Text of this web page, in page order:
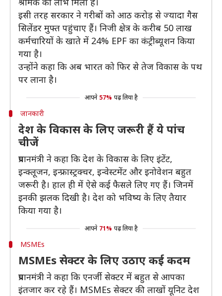
इसी तरह सरकार ने गरीबों को आठ करोड़ से ज्यादा गैस
सिलेंडर मुफ्त पहुंचाए हैं। निजी क्षेत्र के करीब 50 लाख
कर्मचारियों के खाते में 24% EPF का कंट्रीब्यूशन किया
गया है।
उन्होंने कहा कि अब भारत को फिर से तेज विकास के पथ
पर लाना है।
आपने 57% पढ़ लिया है
जानकारी
देश के विकास के लिए जरूरी हैं ये पांच
चीजें
प्रधानमंत्री ने कहा कि देश के विकास के लिए इंटेंट,
इन्क्लूजन, इन्फ्रास्ट्रक्चर, इन्वेस्टमेंट और इनोवेशन बहुत
जरूरी है। हाल ही में ऐसे कई फैसले लिए गए हैं। जिनमें
इनकी झलक दिखी है। देश को भविष्य के लिए तैयार
किया गया है।
आपने 71% पढ़ लिया है
MSMEs
MSMEs सेक्टर के लिए उठाए कई कदम
प्रधानमंत्री ने कहा कि एनर्जी सेक्टर में बहुत से आपका
इंतजार कर रहे हैं। MSMEs सेक्टर की लाखों यूनिट देश